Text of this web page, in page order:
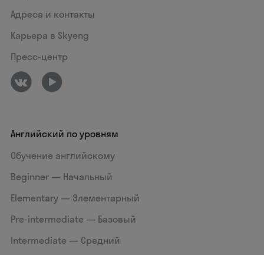
Адреса и контакты
Карьера в Skyeng
Пресс-центр
Английский по уровням
Обучение английскому
Beginner — Начальный
Elementary — Элементарный
Pre-intermediate — Базовый
Intermediate — Средний